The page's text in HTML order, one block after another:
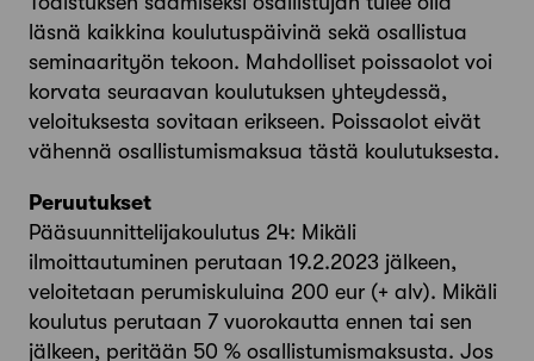
läsnä kaikkina koulutuspäivinä sekä osallistua
seminaarityön tekoon. Mahdolliset poissaolot voi
korvata seuraavan koulutuksen yhteydessä,
veloituksesta sovitaan erikseen. Poissaolot eivät
vähennä osallistumismaksua tästä koulutuksesta.
Peruutukset
Pääsuunnittelijakoulutus 24: Mikäli
ilmoittautuminen perutaan 19.2.2023 jälkeen,
veloitetaan perumiskuluina 200 eur (+ alv). Mikäli
koulutus perutaan 7 vuorokautta ennen tai sen
jälkeen, peritään 50 % osallistumismaksusta. Jos